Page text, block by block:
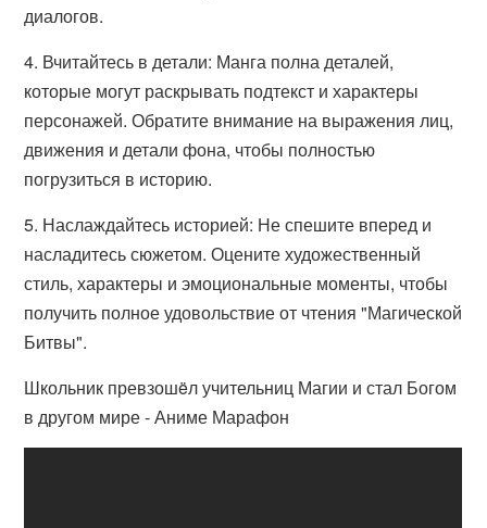
диалогов.
4. Вчитайтесь в детали: Манга полна деталей,
которые могут раскрывать подтекст и характеры
персонажей. Обратите внимание на выражения лиц,
движения и детали фона, чтобы полностью
погрузиться в историю.
5. Наслаждайтесь историей: Не спешите вперед и
насладитесь сюжетом. Оцените художественный
стиль, характеры и эмоциональные моменты, чтобы
получить полное удовольствие от чтения "Магической
Битвы".
Школьник превзошëл учительниц Магии и стал Богом
в другом мире - Аниме Марафон